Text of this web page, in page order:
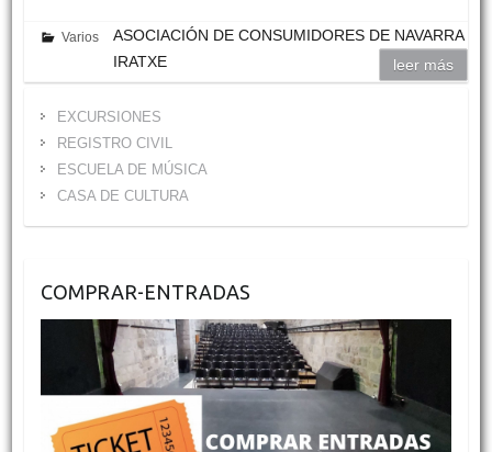
Varios
ASOCIACIÓN DE CONSUMIDORES DE NAVARRA
IRATXE
leer más
EXCURSIONES
REGISTRO CIVIL
ESCUELA DE MÚSICA
CASA DE CULTURA
COMPRAR-ENTRADAS